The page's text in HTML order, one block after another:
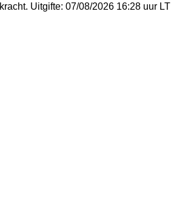
kracht. Uitgifte: 07/08/2026 16:28 uur LT